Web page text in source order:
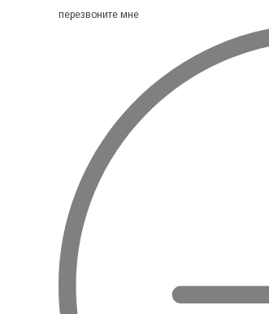
перезвоните мне